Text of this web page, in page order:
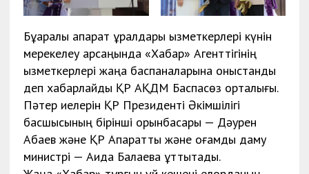
Бұқаралық ақпарат құралдары қызметкерлері күнін
мерекелеу қарсаңында «Хабар» Агенттігінің
қызметкерлері жаңа баспаналарына қоныстанды
деп хабарлайды ҚР АҚДМ Баспасөз орталығы.
Пәтер иелерін ҚР Президенті Әкімшілігі
басшысының бірінші орынбасары — Дәурен
Абаев және ҚР Ақпараттық және қоғамдық даму
министрі — Аида Балаева құттықтады.